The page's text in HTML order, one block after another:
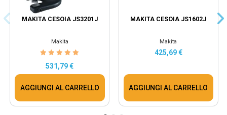
MAKITA CESOIA JS3201J
Makita
531,79 €
AGGIUNGI AL CARRELLO
MAKITA CESOIA JS1602J
Makita
425,69 €
AGGIUNGI AL CARRELLO